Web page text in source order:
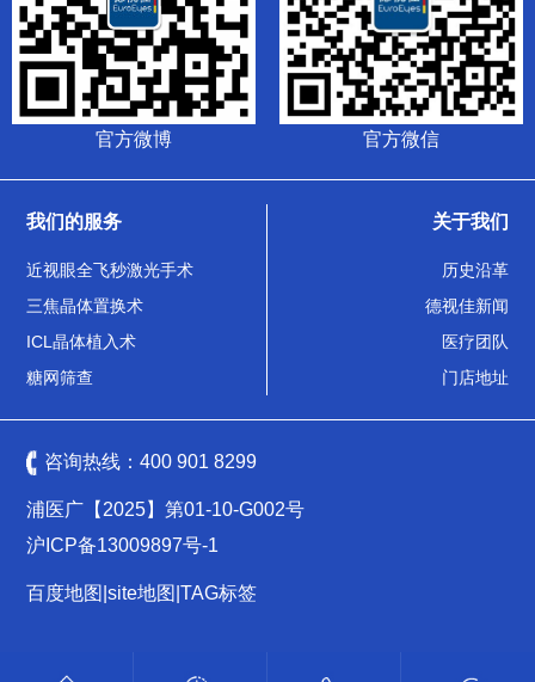
官方微博 官方微信
我们的服务
近视眼全飞秒激光手术
三焦晶体置换术
ICL晶体植入术
糖网筛查
关于我们
历史沿革
德视佳新闻
医疗团队
门店地址
咨询热线：400 901 8299
浦医广【2025】第01-10-G002号
沪ICP备13009897号-1
百度地图 |site地图 |TAG标签